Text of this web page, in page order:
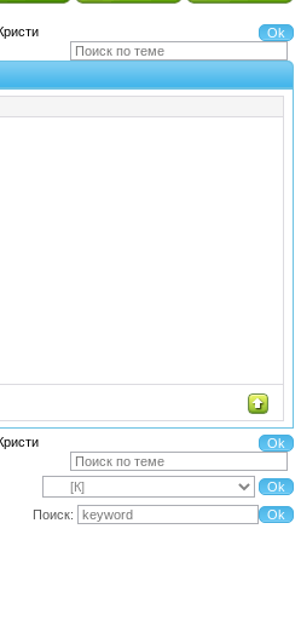
Поиск: